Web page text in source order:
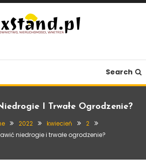
Search
I Trwałe Ogrodzenie?
2022 kwiecień
2
niedrogie i trwałe ogrodzenie?